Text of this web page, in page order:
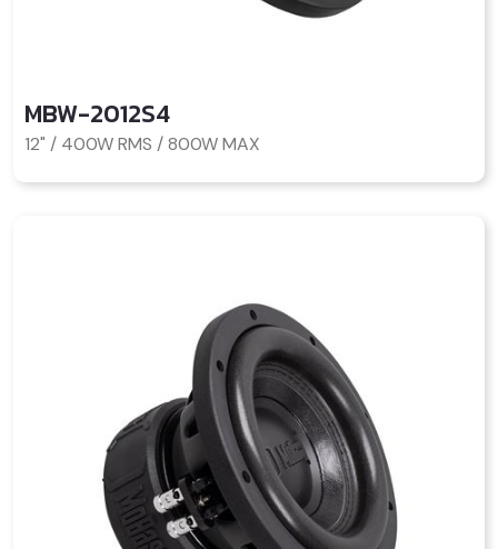
MBW-2012S4
12" / 400W RMS / 800W MAX